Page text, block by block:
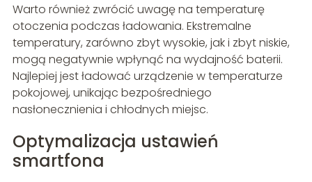
Warto również zwrócić uwagę na temperaturę
otoczenia podczas ładowania. Ekstremalne
temperatury, zarówno zbyt wysokie, jak i zbyt niskie,
mogą negatywnie wpłynąć na wydajność baterii.
Najlepiej jest ładować urządzenie w temperaturze
pokojowej, unikając bezpośredniego
nasłonecznienia i chłodnych miejsc.
Optymalizacja ustawień
smartfona